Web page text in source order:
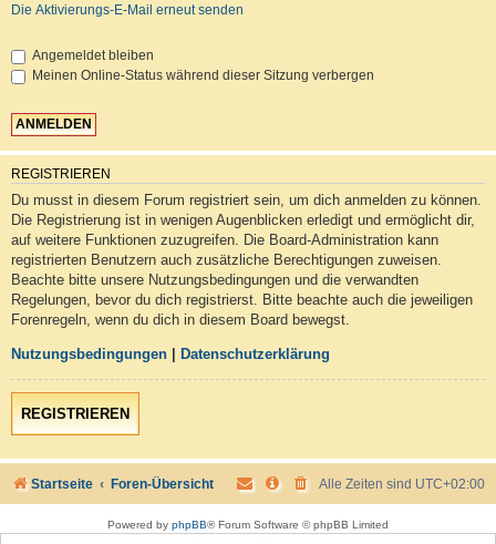
Die Aktivierungs-E-Mail erneut senden
Angemeldet bleiben
Meinen Online-Status während dieser Sitzung verbergen
REGISTRIEREN
Du musst in diesem Forum registriert sein, um dich anmelden zu können.
Die Registrierung ist in wenigen Augenblicken erledigt und ermöglicht dir,
auf weitere Funktionen zuzugreifen. Die Board-Administration kann
registrierten Benutzern auch zusätzliche Berechtigungen zuweisen.
Beachte bitte unsere Nutzungsbedingungen und die verwandten
Regelungen, bevor du dich registrierst. Bitte beachte auch die jeweiligen
Forenregeln, wenn du dich in diesem Board bewegst.
Nutzungsbedingungen Datenschutzerklärung
REGISTRIEREN
Startseite Foren-Übersicht Alle Zeiten sind UTC+02:00
Powered by phpBB® Forum Software © phpBB Limited